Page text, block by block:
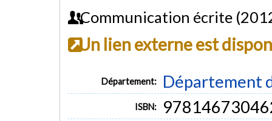
Communication écrite
Un lien externe est
Département: Département
ISBN: